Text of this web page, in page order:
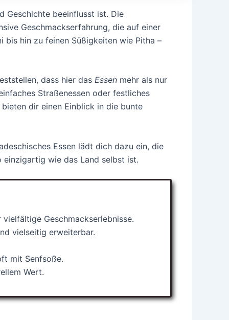
Geschichte beeinflusst ist. Die
Geschmackserfahrung, die auf einer
bis hin zu feinen Süßigkeiten wie Pitha –
dass hier das Essen mehr als nur
Straßenessen oder festliches
dir einen Einblick in die bunte
Essen lädt dich dazu ein, die
einzigartig wie das Land selbst ist.
Geschmackserlebnisse.
vielseitig erweiterbar.
mit Senfsoße.
Wert.